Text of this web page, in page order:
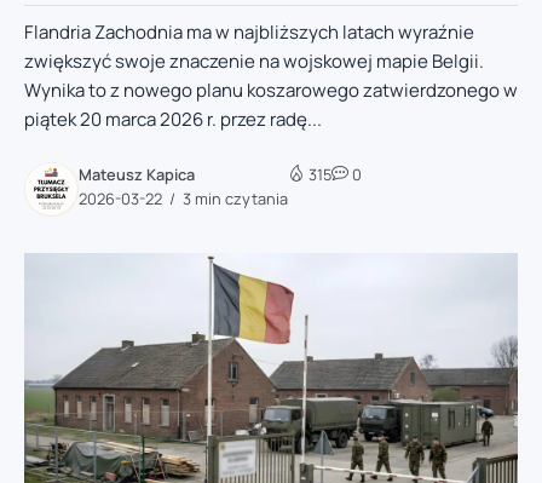
Flandria Zachodnia ma w najbliższych latach wyraźnie
zwiększyć swoje znaczenie na wojskowej mapie Belgii.
Wynika to z nowego planu koszarowego zatwierdzonego w
piątek 20 marca 2026 r. przez radę...
Mateusz Kapica
2026-03-22
3 min czytania
315 0